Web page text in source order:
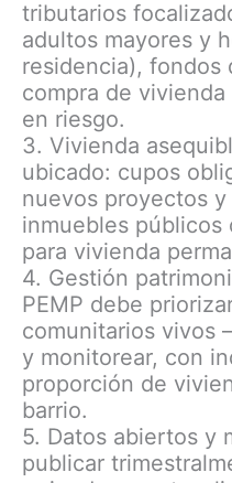
tributarios
adultos mayores y
residencia), fondos
compra de
en riesgo.
3. Vivienda
ubicado: cupos
nuevos proyectos
inmuebles públicos
para vivienda
4. Gestión
PEMP debe
comunitarios
y monitorear, con
proporción de
barrio.
5. Datos abiertos y
publicar